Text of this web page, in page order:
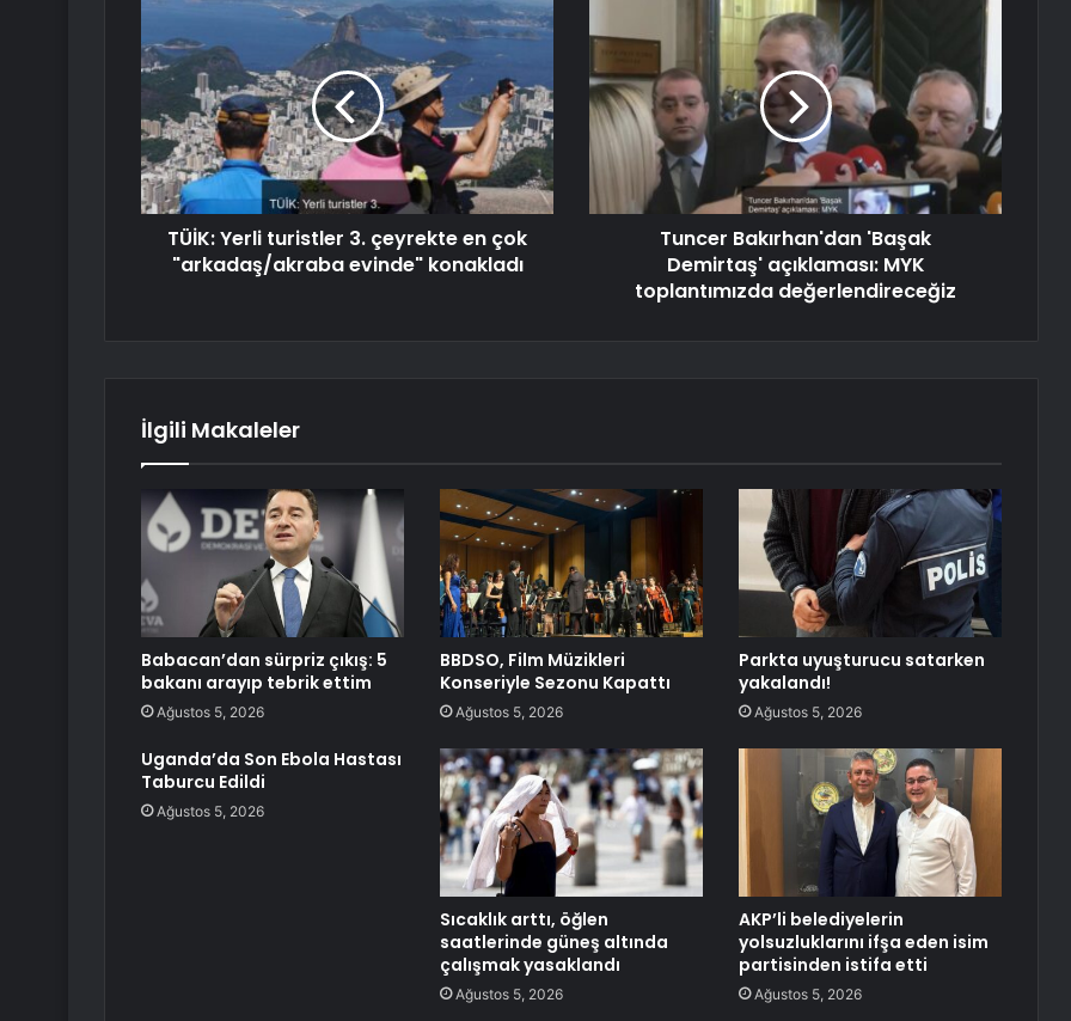
TÜİK: Yerli turistler 3. çeyrekte en çok
"arkadaş/akraba evinde" konakladı
Tuncer Bakırhan'dan 'Başak
Demirtaş' açıklaması: MYK
toplantımızda değerlendireceğiz
İlgili Makaleler
Babacan’dan sürpriz çıkış: 5
bakanı arayıp tebrik ettim
Ağustos 5, 2026
BBDSO, Film Müzikleri
Konseriyle Sezonu Kapattı
Ağustos 5, 2026
Parkta uyuşturucu satarken
yakalandı!
Ağustos 5, 2026
Uganda’da Son Ebola Hastası
Taburcu Edildi
Ağustos 5, 2026
Sıcaklık arttı, öğlen
saatlerinde güneş altında
çalışmak yasaklandı
Ağustos 5, 2026
AKP’li belediyelerin
yolsuzluklarını ifşa eden isim
partisinden istifa etti
Ağustos 5, 2026